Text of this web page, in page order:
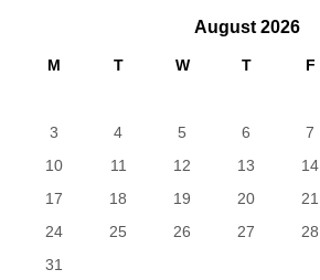
August 2026
M T W T F
3
4 5 6 7
10
11 12 13 14
17
18 19 20 21
24
25 26 27 28
31